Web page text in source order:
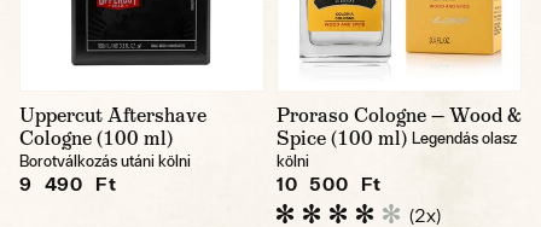
Uppercut Aftershave
Cologne (100 ml)
Borotválkozás utáni kölni
9 490 Ft
Proraso Cologne — Wood &
Spice (100 ml) Legendás olasz
kölni
10 500 Ft
(2x)